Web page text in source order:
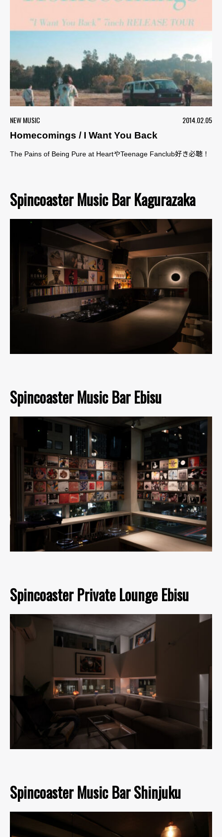
NEW MUSIC
2014.02.05
Homecomings / I Want You Back
The Pains of Being Pure at HeartやTeenage Fanclub好き必聴！
Spincoaster Music Bar Kagurazaka
Spincoaster Music Bar Ebisu
Spincoaster Private Lounge Ebisu
Spincoaster Music Bar Shinjuku